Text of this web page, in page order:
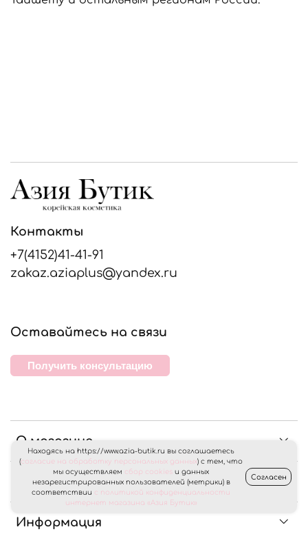
О магазине
Клиентам
Информация
Контакты
+7(4152)41-41-91
zakaz.aziaplus@yandex.ru
Оставайтесь на связи
Получить консультацию
Находясь на https://www.azia-butik.ru вы соглашаетесь
(согласие на обработку персональных данных) с тем, что
мы осуществляем сбор cookies и данных
незарегистрированных пользователей (метрики) в
соответствии с политикой конфиденциальности
интернет магазина «Азия Бутик»
Согласен